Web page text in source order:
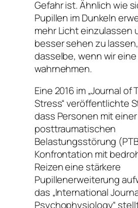
Gefahr ist. Ähnlich wie
Pupillen im Dunkeln
mehr Licht einzulassen
besser sehen zu
dasselbe, wenn wir
wahrnehmen.
Eine 2016 im „Journal of
Stress“ veröffentlichte
dass Personen mit einer
posttraumatischen
Belastungsstörung
Konfrontation mit
Reizen eine stärkere
Pupillenerweiterung
das „International
Psychophysiology“